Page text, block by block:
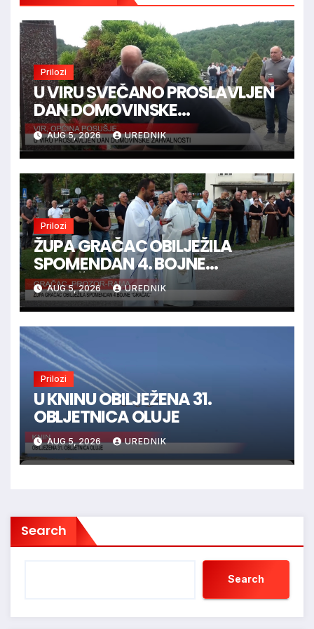
Prilozi
U VIRU SVEČANO PROSLAVLJEN
DAN DOMOVINSKE
ZAHVALNOSTI
AUG 5, 2026 UREDNIK
Prilozi
ŽUPA GRAČAC OBILJEŽILA
SPOMENDAN 4. BOJNE
“GRAČAC”
AUG 5, 2026 UREDNIK
Prilozi
U KNINU OBILJEŽENA 31.
OBLJETNICA OLUJE
AUG 5, 2026 UREDNIK
Search
Search